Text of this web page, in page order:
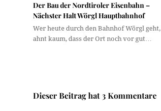
Der Bau der Nordtiroler Eisenbahn –
Nächster Halt Wörgl Hauptbahnhof
Wer heute durch den Bahnhof Wörgl geht,
ahnt kaum, dass der Ort noch vor gut…
Dieser Beitrag hat 3 Kommentare